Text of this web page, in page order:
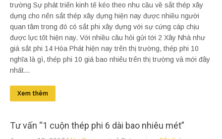
trường Sự phát triển kinh tế kéo theo nhu cầu về sắt thép xây
dựng cho nên sắt thép xây dựng hiện nay được nhiều người
quan tâm trong đó có sắt phi xây dựng với sự cứng cáp chịu
được lực tốt hiện nay. Với nhiều câu hỏi gửi tới 2 Xây Nhà như
giá sắt phi 14 Hòa Phát hiện nay trên thị trường, thép phi 10
nghĩa là gì, thép phi 10 giá bao nhiêu trên thị trường và mới đây
nhất...
Xem thêm
Tư vấn “1 cuộn thép phi 6 dài bao nhiêu mét”